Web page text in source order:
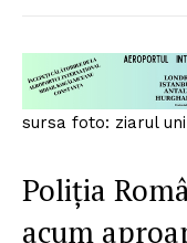
sursa foto: ziarul
Poliția
acum